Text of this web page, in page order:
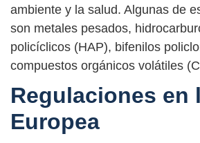
ambiente y la salud. Algunas de
son metales pesados,
policíclicos (HAP), bifenilos
compuestos orgánicos volátiles
Regulaciones en
Europea